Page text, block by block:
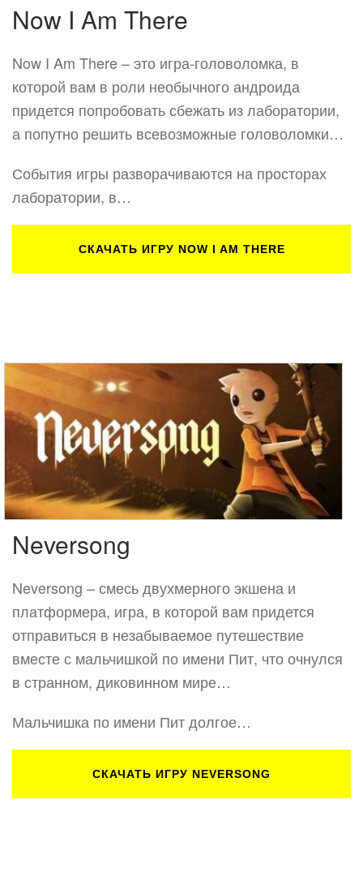
Now I Am There
Now I Am There – это игра-головоломка, в
которой вам в роли необычного андроида
придется попробовать сбежать из лаборатории,
а попутно решить всевозможные головоломки…
События игры разворачиваются на просторах
лаборатории, в…
СКАЧАТЬ ИГРУ NOW I AM THERE
Neversong
Neversong – смесь двухмерного экшена и
платформера, игра, в которой вам придется
отправиться в незабываемое путешествие
вместе с мальчишкой по имени Пит, что очнулся
в странном, диковинном мире…
Мальчишка по имени Пит долгое…
СКАЧАТЬ ИГРУ NEVERSONG